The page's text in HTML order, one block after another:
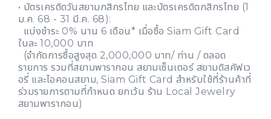
• บัตรเครดิตวันสยามกสิกรไทย และบัตรเครดิตกสิกรไทย (1
ม.ค. 68 - 31 มี.ค. 68):
แบ่งชำระ 0% นาน 6 เดือน* เมื่อซื้อ Siam Gift Card
ใบละ 10,000 บาท
(จำกัดการซื้อสูงสุด 2,000,000 บาท/ ท่าน / ตลอด
รายการ รวมที่สยามพารากอน สยามเซ็นเตอร์ สยามดิสคัฟเว
อรี่ และไอคอนสยาม, Siam Gift Card สำหรับใช้ที่ร้านค้าที่
ร่วมรายการตามที่กำหนด ยกเว้น ร้าน Local Jewelry
สยามพารากอน)